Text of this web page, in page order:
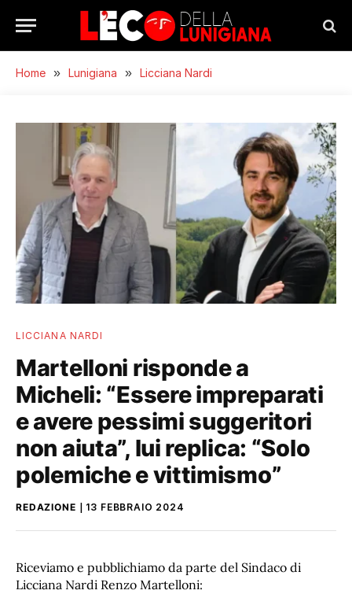
Home » Lunigiana » Licciana Nardi
LICCIANA NARDI
Martelloni risponde a
Micheli: “Essere impreparati
e avere pessimi suggeritori
non aiuta”, lui replica: “Solo
polemiche e vittimismo”
REDAZIONE 13 FEBBRAIO 2024
Riceviamo e pubblichiamo da parte del Sindaco di
Licciana Nardi Renzo Martelloni: